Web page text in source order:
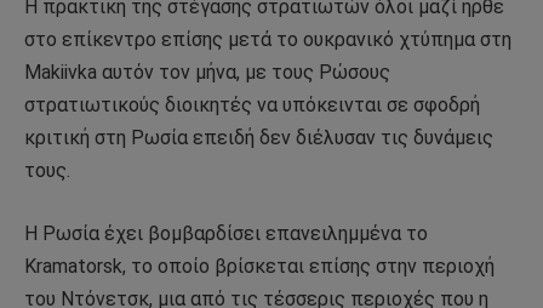
Η πρακτική της στέγασης στρατιωτών όλοι μαζί ήρθε
στο επίκεντρο επίσης μετά το ουκρανικό χτύπημα στη
Makiivka αυτόν τον μήνα, με τους Ρώσους
στρατιωτικούς διοικητές να υπόκεινται σε σφοδρή
κριτική στη Ρωσία επειδή δεν διέλυσαν τις δυνάμεις
τους.
Η Ρωσία έχει βομβαρδίσει επανειλημμένα το
Kramatorsk, το οποίο βρίσκεται επίσης στην περιοχή
του Ντόνετσκ, μια από τις τέσσερις περιοχές που η